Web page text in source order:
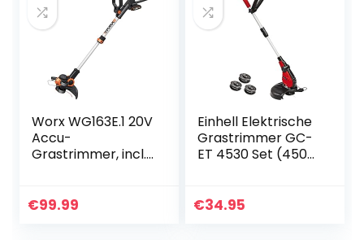
Worx WG163E.1 20V
Accu-
Grastrimmer, incl.
Veiligheidsbescher
€99.99
Einhell Elektrische
Grastrimmer GC-
ET 4530 Set (450
dubbele lijnspoel,
€34.95